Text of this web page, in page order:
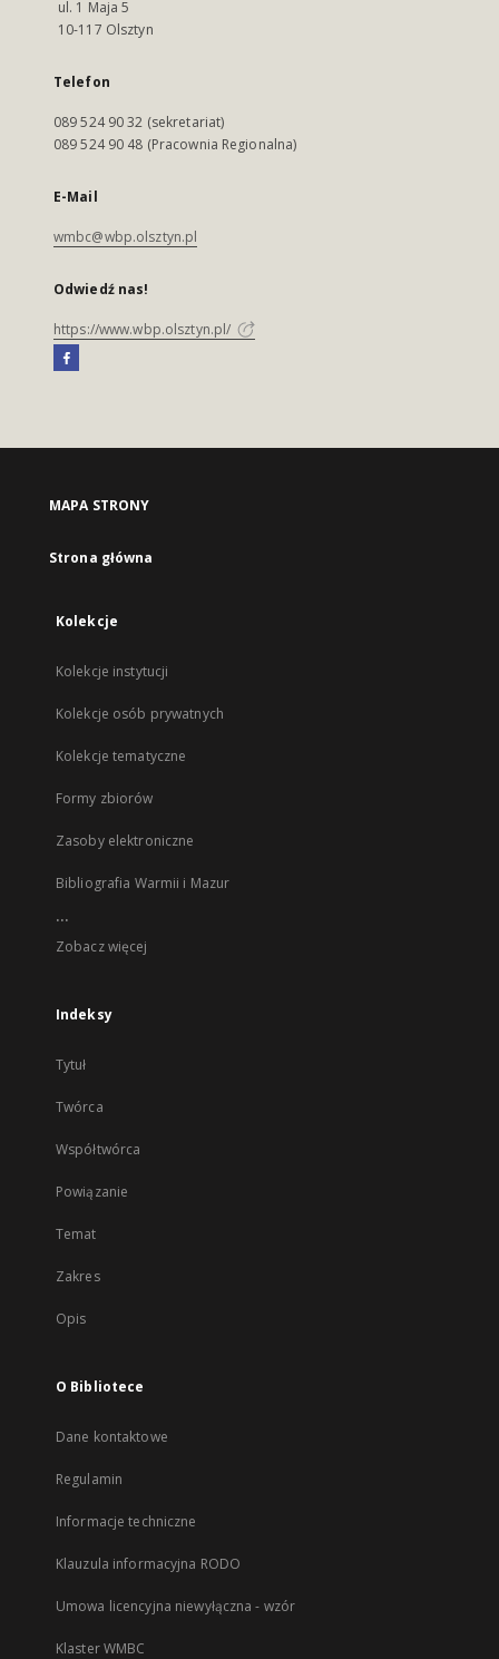
ul. 1 Maja 5
10-117 Olsztyn
Telefon
089 524 90 32 (sekretariat)
089 524 90 48 (Pracownia Regionalna)
E-Mail
wmbc@wbp.olsztyn.pl
Odwiedź nas!
https://www.wbp.olsztyn.pl/
MAPA STRONY
Strona główna
Kolekcje
Kolekcje instytucji
Kolekcje osób prywatnych
Kolekcje tematyczne
Formy zbiorów
Zasoby elektroniczne
Bibliografia Warmii i Mazur
...
Zobacz więcej
Indeksy
Tytuł
Twórca
Współtwórca
Powiązanie
Temat
Zakres
Opis
O Bibliotece
Dane kontaktowe
Regulamin
Informacje techniczne
Klauzula informacyjna RODO
Umowa licencyjna niewyłączna - wzór
Klaster WMBC